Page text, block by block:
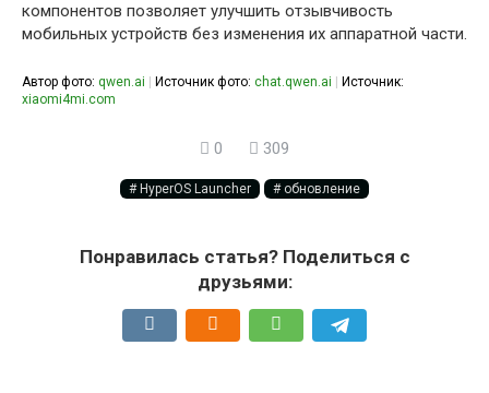
компонентов позволяет улучшить отзывчивость
мобильных устройств без изменения их аппаратной части.
Автор фото: qwen.ai Источник фото: chat.qwen.ai
Источник:
xiaomi4mi.com
0 309
HyperOS Launcher обновление
Понравилась статья? Поделиться с
друзьями: